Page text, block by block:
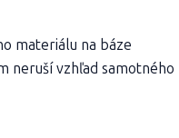
materiálu na báze
neruší vzhľad samotného